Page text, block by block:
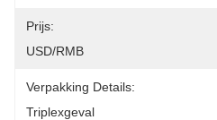
Prijs:
USD/RMB
Verpakking Details:
Triplexgeval